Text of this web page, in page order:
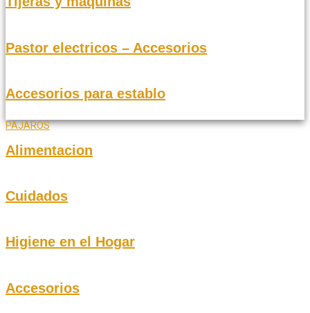
Pastor electricos – Accesorios
Accesorios para establo
PAJAROS
Alimentacion
Cuidados
Higiene en el Hogar
Accesorios